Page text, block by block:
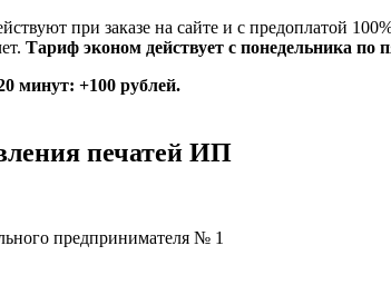
при заказе на сайте и с предоплатой
Тариф эконом действует с понедельника по
минут: +100 рублей.
печатей ИП